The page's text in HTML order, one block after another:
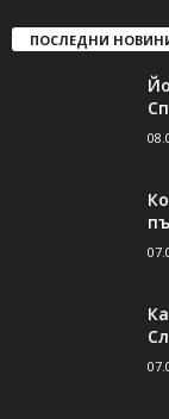
ПОСЛЕДНИ